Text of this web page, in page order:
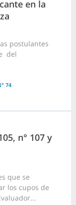
en la
postulantes
del
74
n° 107 y
que se
los cupos de